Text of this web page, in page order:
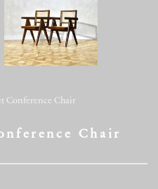
Conference Chair
Chair